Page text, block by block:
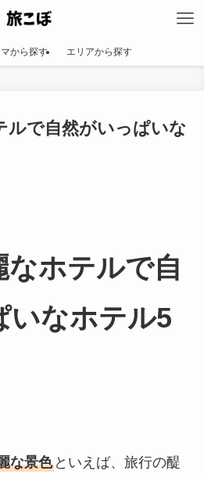
から探す エリアから探す
ルで自然がいっぱいな
なホテルで自
いなホテル5
な景色といえば、旅行の醍